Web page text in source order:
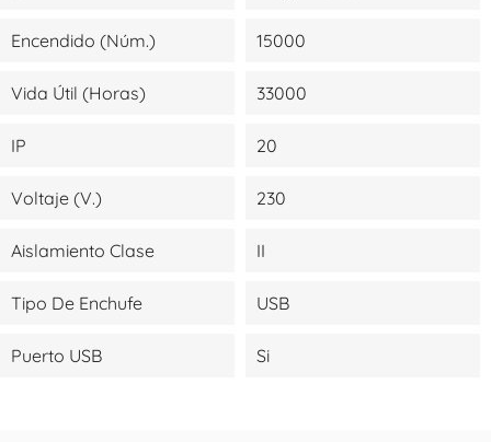
Encendido (Núm.) 15000
Vida Útil (Horas) 33000
IP 20
Voltaje (V.) 230
Aislamiento Clase II
Tipo De Enchufe USB
Puerto USB Si